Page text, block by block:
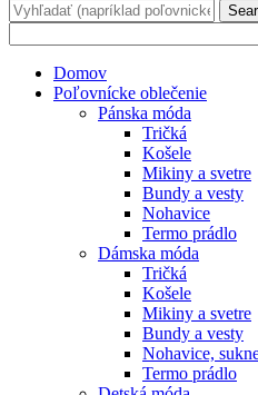
Domov
Poľovnícke oblečenie
Pánska móda
Tričká
Košele
Mikiny a svetre
Bundy a vesty
Nohavice
Termo prádlo
Dámska móda
Tričká
Košele
Mikiny a svetre
Bundy a vesty
Nohavice,
Termo prádlo